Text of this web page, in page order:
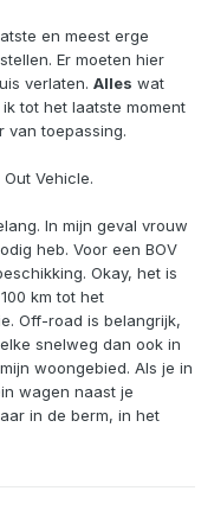
en meest erge
Er moeten hier
verlaten. Alles wat
tot het laatste moment
van toepassing.
Vehicle.
In mijn geval vrouw
heb. Voor een BOV
Okay, het is
km tot het
Off-road is belangrijk,
snelweg dan ook in
woongebied. Als je in
wagen naast je
in de berm, in het